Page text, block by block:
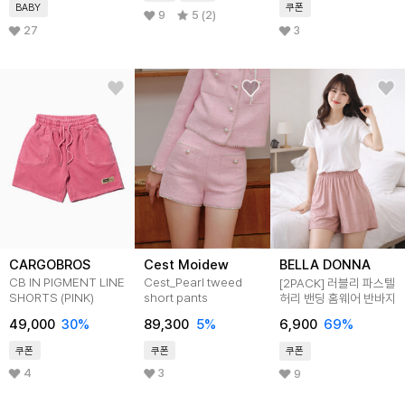
BABY
27
9 5 (2)
쿠폰
3
CARGOBROS
CB IN PIGMENT LINE
SHORTS (PINK)
49,000 30%
쿠폰
4
Cest Moidew
Cest_Pearl tweed
short pants
89,300 5%
쿠폰
3
BELLA DONNA
[2PACK] 러블리 파스텔
허리 밴딩 홈웨어 반바지
6,900 69%
쿠폰
9